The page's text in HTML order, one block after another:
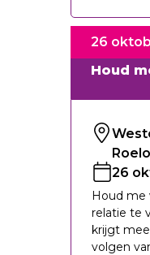
Houd
26
26
Houd me
relatie te
krijgt
volgen